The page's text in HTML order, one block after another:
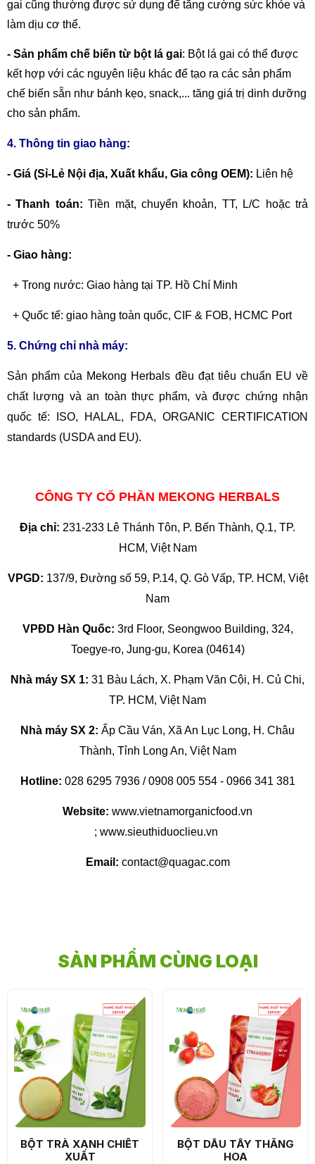
gai cũng thường được sử dụng để tăng cường sức khỏe và
làm dịu cơ thể.
- Sản phẩm chế biến từ bột lá gai: Bột lá gai có thể được
kết hợp với các nguyên liệu khác để tạo ra các sản phẩm
chế biến sẵn như bánh kẹo, snack,... tăng giá trị dinh dưỡng
cho sản phẩm.
4. Thông tin giao hàng:
- Giá (Sỉ-Lẻ Nội địa, Xuất khẩu, Gia công OEM): Liên hệ
- Thanh toán:Tiền mặt, chuyển khoản, TT, L/C hoặc trả
trước 50%
- Giao hàng:
+ Trong nước: Giao hàng tại TP. Hồ Chí Minh
+ Quốc tế: giao hàng toàn quốc, CIF & FOB, HCMC Port
5. Chứng chỉ nhà máy:
Sản phẩm của Mekong Herbals đều đạt tiêu chuẩn EU về
chất lượng và an toàn thực phẩm, và được chứng nhận
quốc tế: ISO, HALAL, FDA, ORGANIC CERTIFICATION
standards (USDA and EU).
CÔNG TY CỔ PHẦN MEKONG HERBALS
Địa chỉ: 231-233 Lê Thánh Tôn, P. Bến Thành, Q.1, TP.
HCM, Việt Nam
VPGD: 137/9, Đường số 59, P.14, Q. Gò Vấp, TP. HCM, Việt
Nam
VPĐD Hàn Quốc: 3rd Floor, Seongwoo Building, 324,
Toegye-ro, Jung-gu, Korea (04614)
Nhà máy SX 1: 31 Bàu Lách, X. Phạm Văn Cội, H. Củ Chi,
TP. HCM, Việt Nam
Nhà máy SX 2: Ấp Cầu Ván, Xã An Lục Long, H. Châu
Thành, Tỉnh Long An, Việt Nam
Hotline: 028 6295 7936 / 0908 005 554 - 0966 341 381
Website: www.vietnamorganicfood.vn
; www.sieuthiduoclieu.vn
Email: contact@quagac.com
SẢN PHẨM CÙNG LOẠI
BỘT TRÀ XANH CHIẾT
XUẤT
BỘT DÂU TÂY THĂNG
HOA